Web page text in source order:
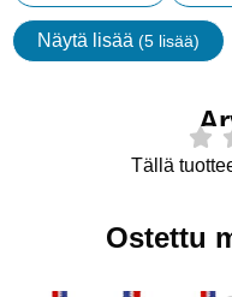
Näytä lisää (5 lisää)
ominaisuudet
Tällä
Ostettu